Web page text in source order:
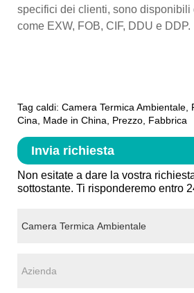
specifici dei clienti, sono disponibili
come EXW, FOB, CIF, DDU e DDP.
Tag caldi: Camera Termica Ambientale,
Cina, Made in China, Prezzo, Fabbrica
Invia richiesta
Non esitate a dare la vostra
sottostante. Ti risponderemo entro